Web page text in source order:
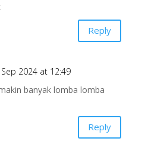
Reply
2024 at 12:49
banyak lomba lomba
Reply